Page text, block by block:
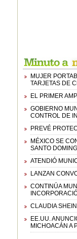
MUJER
TARJETAS DE
EL PRIMER
GOBIERNO
CONTROL DE
PREVÉ
MÉXICO SE
SANTO
ATENDIÓ
LANZAN
CONTINÚA
CLAUDIA
EE.UU.
MICHOACÁN A